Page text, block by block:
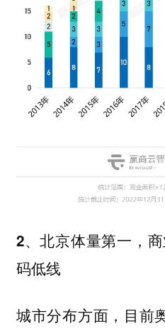
2、北京体量第一，
码低线
城市分布方面，目前